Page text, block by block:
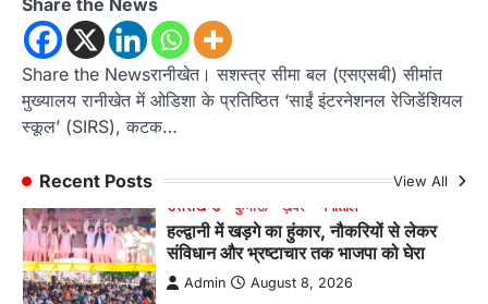
Share the Newsरानीखेत। सशस्त्र सीमा बल (एसएसबी) सीमांत
मुख्यालय रानीखेत में ओडिशा के प्रतिष्ठित ‘साईं इंटरनेशनल रेजिडेंशियल
स्कूल’ (SIRS), कटक…
Recent Posts View All
हल्द्वानी में खड़गे का हुंकार, नौकरियों से लेकर
संविधान और भ्रष्टाचार तक भाजपा को घेरा
Admin August 8, 2026
खड़गे की रैली से पहले हल्द्वानी में सियासी
घमासान, एसएसपी कार्यालय में धरने पर बैठे
कांग्रेस नेता
Admin August 8, 2026